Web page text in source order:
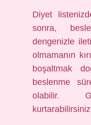
Diyet
sonra,
dengenizle
olmamanın
boşaltmak
beslenme
olabilir.